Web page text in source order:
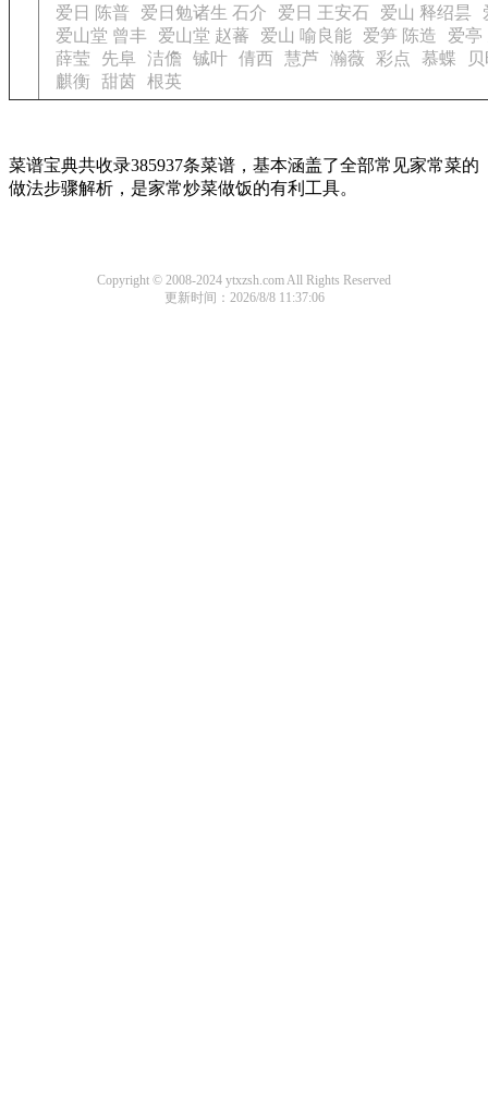
爱日 陈普
爱日勉诸生 石介 爱日 王安石 爱山 释绍昙
爱山堂 曾丰
爱山堂 赵蕃 爱山 喻良能 爱笋 陈造
爱亭
薛莹
先阜 洁儋 铖叶 倩西 慧芦 瀚薇 彩点 慕蝶
麒衡
甜茵 根英
菜谱宝典共收录385937条菜谱，基本涵盖了全部常见家常菜的
做法步骤解析，是家常炒菜做饭的有利工具。
Copyright © 2008-2024 ytxzsh.com All Rights Reserved
更新时间：2026/8/8 11:37:06